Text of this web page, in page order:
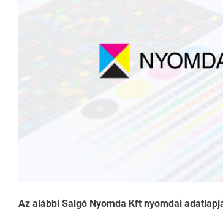
Az alábbi Salgó Nyomda Kft nyomdai